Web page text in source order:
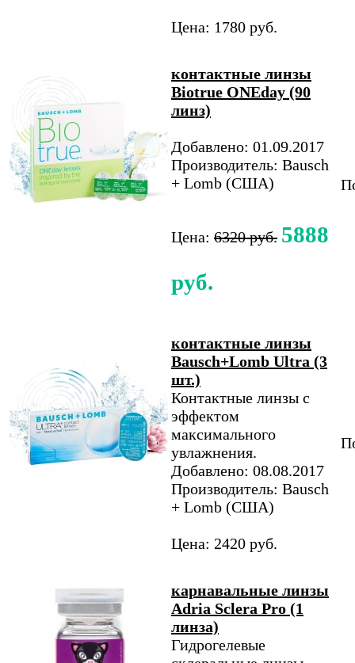
Цена: 1780 руб.
контактные линзы
Biotrue ONEday (90
линз)
Добавлено: 01.09.2017
Производитель: Bausch
+ Lomb (США)
Цена: 6320 руб. 5888
руб.
контактные линзы
Bausch+Lomb Ultra (3
шт.)
Контактные линзы с
эффектом
максимального
увлажнения.
Добавлено: 08.08.2017
Производитель: Bausch
+ Lomb (США)
Цена: 2420 руб.
карнавальные линзы
Adria Sclera Pro (1
линза)
Гидрогелевые